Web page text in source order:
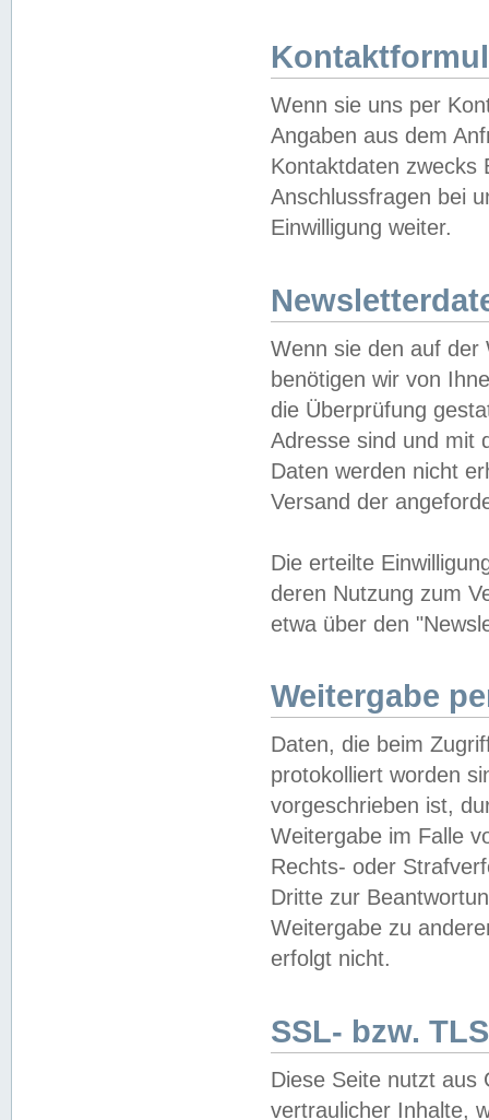
Wenn sie uns per
Angaben aus dem
Kontaktdaten zwecks
Anschlussfragen bei
Einwilligung weiter.
Wenn sie den auf der
benötigen wir von
die Überprüfung
Adresse sind und mit
Daten werden nicht
Versand der
Die erteilte
deren Nutzung zum
etwa über den
Weitergabe
Daten, die beim
protokolliert worden
vorgeschrieben ist,
Weitergabe im Falle
Rechts- oder
Dritte zur
Weitergabe zu
erfolgt nicht.
SSL- bzw.
Diese Seite nutzt aus
vertraulicher Inhalte,